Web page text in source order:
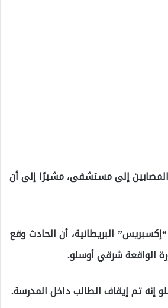
إلى مستشفى، مشيرًا إلى أن
البريطانية، أن الحادث وقع
الواقعة شرقي أوسلو.
تم إيقاف الطالب داخل المدرسة.